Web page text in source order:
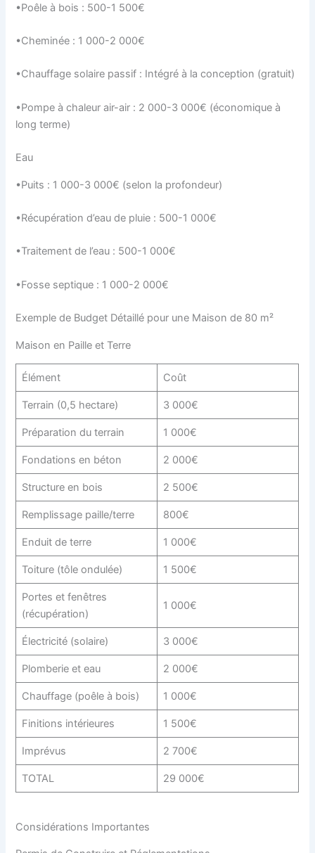
•Poêle à bois : 500-1 500€
•Cheminée : 1 000-2 000€
•Chauffage solaire passif : Intégré à la conception (gratuit)
•Pompe à chaleur air-air : 2 000-3 000€ (économique à
long terme)
Eau
•Puits : 1 000-3 000€ (selon la profondeur)
•Récupération d’eau de pluie : 500-1 000€
•Traitement de l’eau : 500-1 000€
•Fosse septique : 1 000-2 000€
Exemple de Budget Détaillé pour une Maison de 80 m²
Maison en Paille et Terre
Élément Coût
Terrain (0,5 hectare) 3 000€
Préparation du terrain 1 000€
Fondations en béton 2 000€
Structure en bois 2 500€
Remplissage paille/terre 800€
Enduit de terre 1 000€
Toiture (tôle ondulée) 1 500€
Portes et fenêtres
(récupération)
1 000€
Électricité (solaire) 3 000€
Plomberie et eau 2 000€
Chauffage (poêle à bois) 1 000€
Finitions intérieures 1 500€
Imprévus 2 700€
TOTAL 29 000€
Considérations Importantes